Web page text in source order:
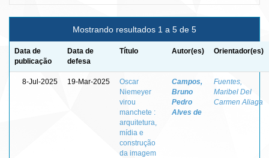
Mostrando resultados 1 a 5 de 5
Data de
publicação
Data de
defesa
Título Autor(es) Orientador(es)
8-Jul-2025 19-Mar-2025
Oscar
Niemeyer
virou
manchete :
arquitetura,
mídia e
construção
da imagem
Campos,
Bruno
Pedro
Alves de
Fuentes,
Maribel Del
Carmen Aliaga